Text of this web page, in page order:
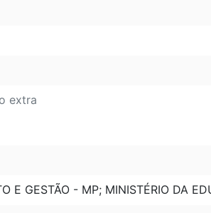
extra
E GESTÃO - MP; MINISTÉRIO DA